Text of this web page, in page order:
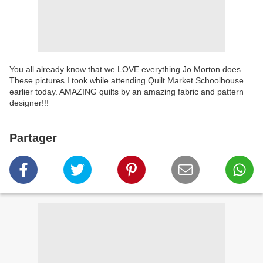
You all already know that we LOVE everything Jo Morton does...
These pictures I took while attending Quilt Market Schoolhouse
earlier today. AMAZING quilts by an amazing fabric and pattern
designer!!!
Partager